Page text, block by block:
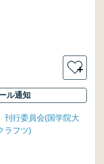
＋
ル通知
刊行委員会(国学院大
ラフツ)